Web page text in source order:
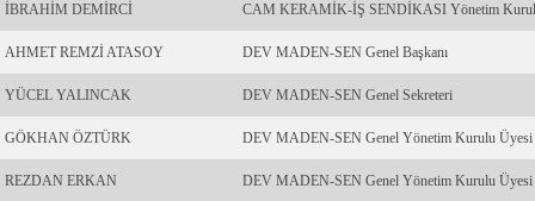
İBRAHİM DEMİRCİ CAM KERAMİK-İŞ SENDİKASI Yönetim
AHMET REMZİ ATASOY DEV MADEN-SEN Genel Başkanı
YÜCEL YALINCAK DEV MADEN-SEN Genel Sekreteri
GÖKHAN ÖZTÜRK DEV MADEN-SEN Genel Yönetim Kurulu Üyesi
REZDAN ERKAN DEV MADEN-SEN Genel Yönetim Kurulu Üyesi